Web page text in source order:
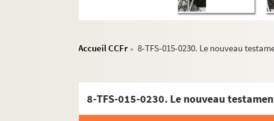
Accueil CCFr > 8-TFS-015-0230. Le nouveau
8-TFS-015-0230. Le nouveau